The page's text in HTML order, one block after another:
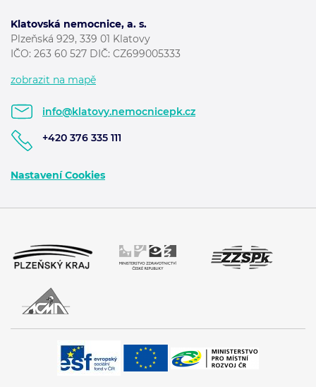
Klatovská nemocnice, a. s.
Plzeňská 929, 339 01 Klatovy
IČO: 263 60 527 DIČ: CZ699005333
zobrazit na mapě
info@klatovy.nemocnicepk.cz
+420 376 335 111
Nastavení Cookies